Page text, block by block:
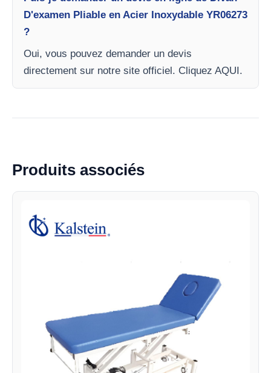
D'examen Pliable en Acier Inoxydable YR06273
?
Oui, vous pouvez demander un devis
directement sur notre site officiel. Cliquez AQUI.
Produits associés